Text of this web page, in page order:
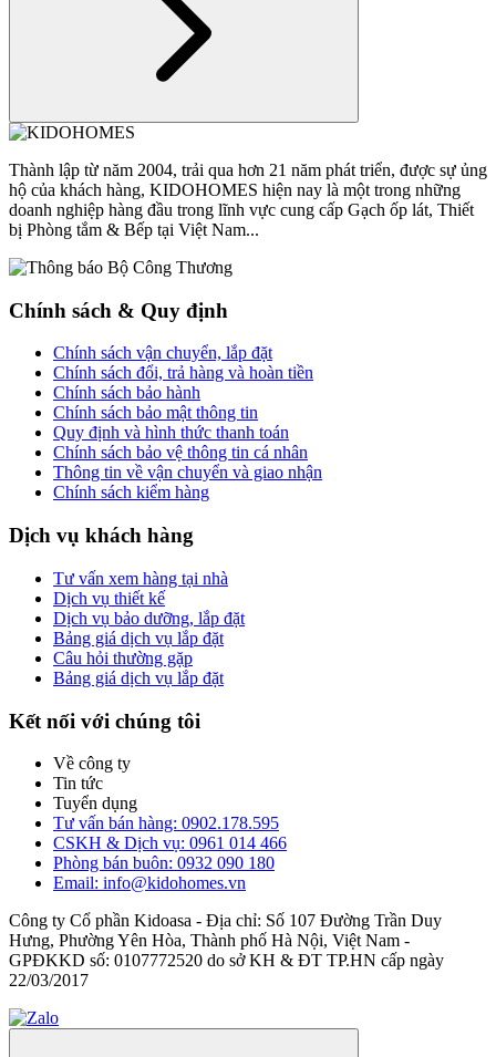
Thành lập từ năm 2004, trải qua hơn 21 năm phát triển, được sự ủng
hộ của khách hàng, KIDOHOMES hiện nay là một trong những
doanh nghiệp hàng đầu trong lĩnh vực cung cấp Gạch ốp lát, Thiết
bị Phòng tắm & Bếp tại Việt Nam...
Chính sách & Quy định
Chính sách vận chuyển, lắp đặt
Chính sách đổi, trả hàng và hoàn tiền
Chính sách bảo hành
Chính sách bảo mật thông tin
Quy định và hình thức thanh toán
Chính sách bảo vệ thông tin cá nhân
Thông tin về vận chuyển và giao nhận
Chính sách kiểm hàng
Dịch vụ khách hàng
Tư vấn xem hàng tại nhà
Dịch vụ thiết kế
Dịch vụ bảo dưỡng, lắp đặt
Bảng giá dịch vụ lắp đặt
Câu hỏi thường gặp
Bảng giá dịch vụ lắp đặt
Kết nối với chúng tôi
Về công ty
Tin tức
Tuyển dụng
Tư vấn bán hàng: 0902.178.595
CSKH & Dịch vụ: 0961 014 466
Phòng bán buôn: 0932 090 180
Email: info@kidohomes.vn
Công ty Cổ phần Kidoasa - Địa chỉ: Số 107 Đường Trần Duy
Hưng, Phường Yên Hòa, Thành phố Hà Nội, Việt Nam -
GPĐKKD số: 0107772520 do sở KH & ĐT TP.HN cấp ngày
22/03/2017